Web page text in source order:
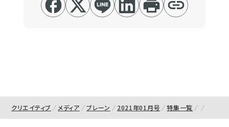
クリエイティブ メディア ブレーン 2021年01月号 特集一覧